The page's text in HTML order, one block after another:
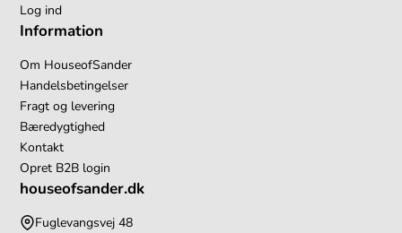
Log ind
Information
Om HouseofSander
Handelsbetingelser
Fragt og levering
Bæredygtighed
Kontakt
Opret B2B login
houseofsander.dk
Fuglevangsvej 48